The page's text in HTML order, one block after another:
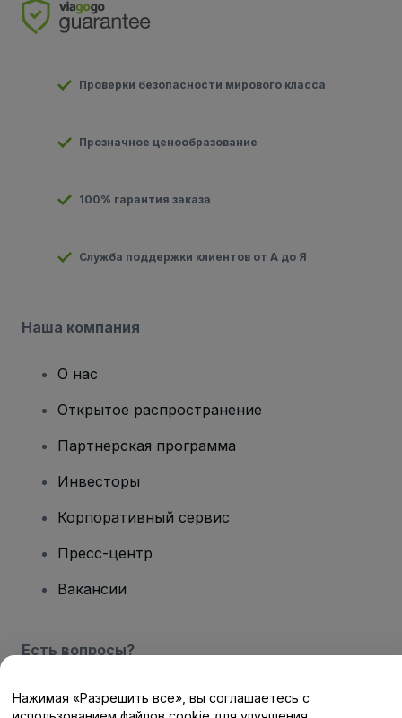
Проверки безопасности мирового класса
Прозначное ценообразование
100% гарантия заказа
Служба поддержки клиентов от А до Я
Наша компания
О нас
Открытое распространение
Партнерская программа
Инвесторы
Корпоративный сервис
Пресс-центр
Вакансии
Есть вопросы?
Центр помощи / Свяжитесь с нами
Нажимая «Разрешить все», вы соглашаетесь с